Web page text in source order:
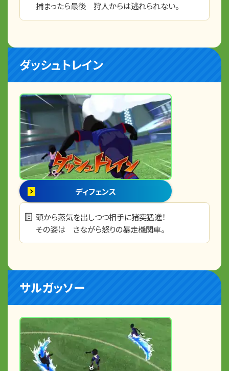
捕まったら最後 狩人からは逃れられない。
ダッシュトレイン
ディフェンス
頭から蒸気を出しつつ相手に猪突猛進！
その姿は さながら怒りの暴走機関車。
サルガッソー